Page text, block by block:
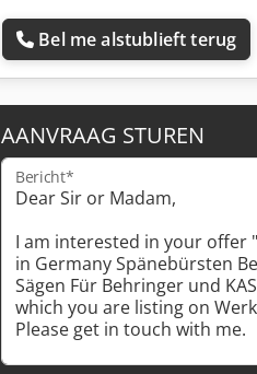
Bel me alstublieft terug
AANVRAAG STUREN
Bericht*